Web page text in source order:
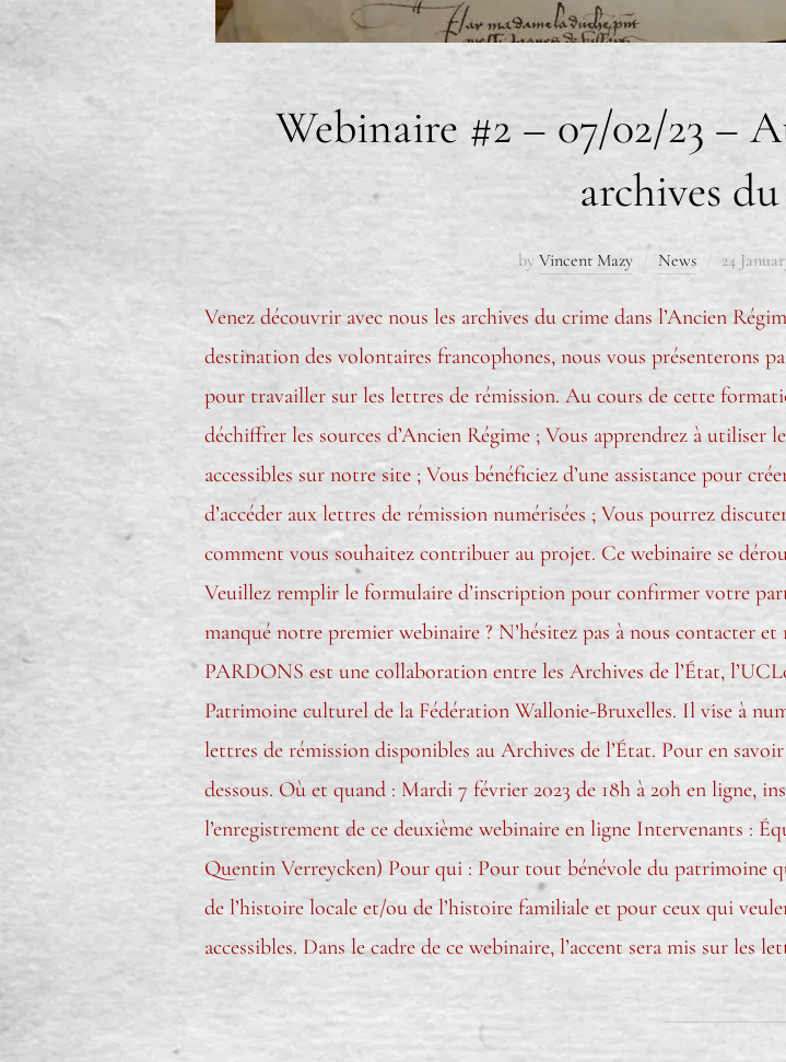
Webinaire #2 – 07/02/23 –
archives
by Vincent Mazy News 24
Venez découvrir avec nous les archives du crime dans l’Ancien
destination des volontaires francophones, nous vous présenterons
pour travailler sur les lettres de rémission. Au cours de cette
déchiffrer les sources d’Ancien Régime ; Vous apprendrez à
accessibles sur notre site ; Vous bénéficiez d’une assistance pour
d’accéder aux lettres de rémission numérisées ; Vous pourrez
comment vous souhaitez contribuer au projet. Ce webinaire se
Veuillez remplir le formulaire d’inscription pour confirmer votre
manqué notre premier webinaire ? N’hésitez pas à nous contacter
PARDONS est une collaboration entre les Archives de l’État,
Patrimoine culturel de la Fédération Wallonie-Bruxelles. Il vise à
lettres de rémission disponibles au Archives de l’État. Pour en
dessous. Où et quand : Mardi 7 février 2023 de 18h à 20h en ligne,
l’enregistrement de ce deuxième webinaire en ligne Intervenants :
Quentin Verreycken) Pour qui : Pour tout bénévole du patrimoine
de l’histoire locale et/ou de l’histoire familiale et pour ceux qui
accessibles. Dans le cadre de ce webinaire, l’accent sera mis sur